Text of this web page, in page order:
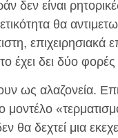
δεν είναι
θα
επιχειρησιακά
έχει δει δύο
ως αλαζονεία.
μοντέλο
θα δεχτεί μια